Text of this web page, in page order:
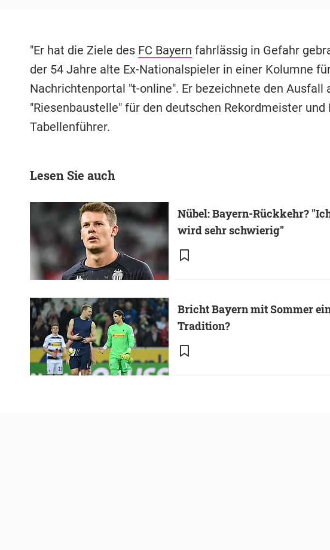
"Er hat die Ziele des FC Bayern fahrlässig in Gefahr
der 54 Jahre alte Ex-Nationalspieler in einer Kolumne
Nachrichtenportal "t-online". Er bezeichnete den Ausfall
"Riesenbaustelle" für den deutschen Rekordmeister und
Tabellenführer.
Lesen Sie auch
Nübel: Bayern-Rückkehr?
wird sehr schwierig"
Bricht Bayern mit Sommer
Tradition?